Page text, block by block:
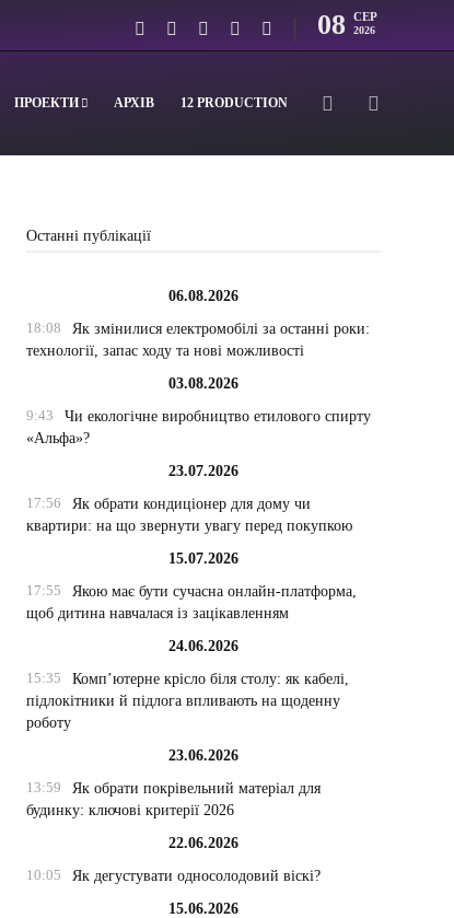
08 СЕР
2026
ПРОЕКТИ АРХІВ 12 PRODUCTION
Останні публікації
06.08.2026
18:08
Як змінилися електромобілі за останні роки:
технології, запас ходу та нові можливості
03.08.2026
9:43
Чи екологічне виробництво етилового спирту
«Альфа»?
23.07.2026
17:56
Як обрати кондиціонер для дому чи
квартири: на що звернути увагу перед покупкою
15.07.2026
17:55
Якою має бути сучасна онлайн-платформа,
щоб дитина навчалася із зацікавленням
24.06.2026
15:35
Комп’ютерне крісло біля столу: як кабелі,
підлокітники й підлога впливають на щоденну
роботу
23.06.2026
13:59
Як обрати покрівельний матеріал для
будинку: ключові критерії 2026
22.06.2026
10:05
Як дегустувати односолодовий віскі?
15.06.2026